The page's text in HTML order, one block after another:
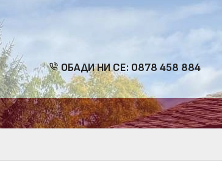
ОБАДИ НИ СЕ: 0878 458 884